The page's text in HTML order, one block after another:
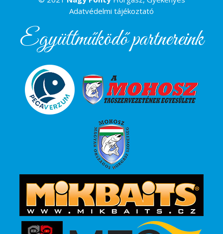
Adatvédelmi tájékoztató
Együttműködő partnereink